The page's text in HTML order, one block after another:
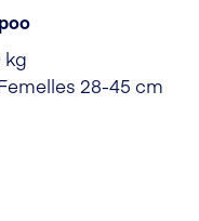
kg
28-45 cm